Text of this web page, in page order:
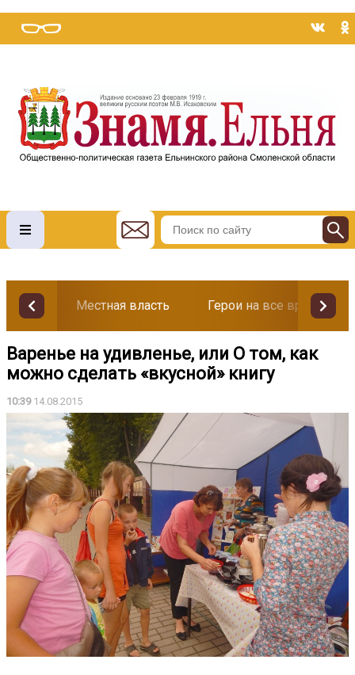
Местная власть Герои на все времена
Варенье на удивленье, или О том, как
можно сделать «вкусной» книгу
10:3914.08.2015